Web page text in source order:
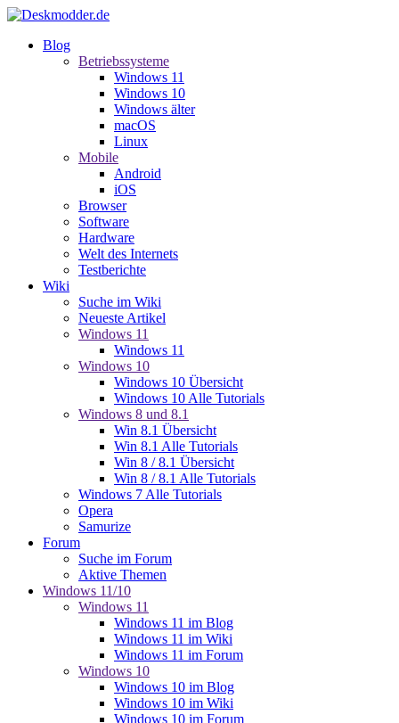
Blog
Betriebssysteme
Windows 11
Windows 10
Windows älter
macOS
Linux
Mobile
Android
iOS
Browser
Software
Hardware
Welt des Internets
Testberichte
Wiki
Suche im Wiki
Neueste Artikel
Windows 11
Windows 11
Windows 10
Windows 10 Übersicht
Windows 10 Alle Tutorials
Windows 8 und 8.1
Win 8.1 Übersicht
Win 8.1 Alle Tutorials
Win 8 / 8.1 Übersicht
Win 8 / 8.1 Alle Tutorials
Windows 7 Alle Tutorials
Opera
Samurize
Forum
Suche im Forum
Aktive Themen
Windows 11/10
Windows 11
Windows 11 im Blog
Windows 11 im Wiki
Windows 11 im Forum
Windows 10
Windows 10 im Blog
Windows 10 im Wiki
Windows 10 im Forum